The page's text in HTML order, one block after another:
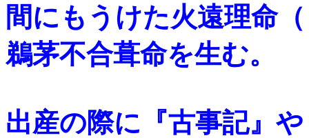
間にもうけた火遠理命
鵜茅不合葺命を生む。
出産の際に『古事記』